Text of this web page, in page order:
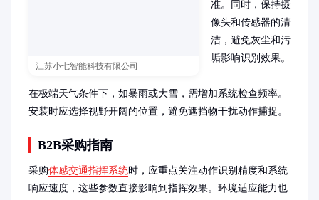
江苏小七智能科技有限公司
准。同时，保持摄
像头和传感器的清
洁，避免灰尘和污
垢影响识别效果。
在极端天气条件下，如暴雨或大雪，需增加系统检查频率。
安装时应选择视野开阔的位置，避免遮挡物干扰动作捕捉。
B2B采购指南
采购体感交通指挥系统时，应重点关注动作识别精度和系统
响应速度，这些参数直接影响到指挥效果。环境适应能力也